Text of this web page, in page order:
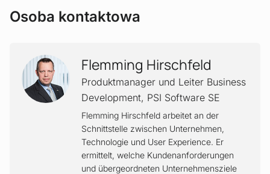
Osoba kontaktowa
Flemming Hirschfeld
Produktmanager und Leiter Business
Development, PSI Software SE
Flemming Hirschfeld arbeitet an der
Schnittstelle zwischen Unternehmen,
Technologie und User Experience. Er
ermittelt, welche Kundenanforderungen
und übergeordneten Unternehmensziele